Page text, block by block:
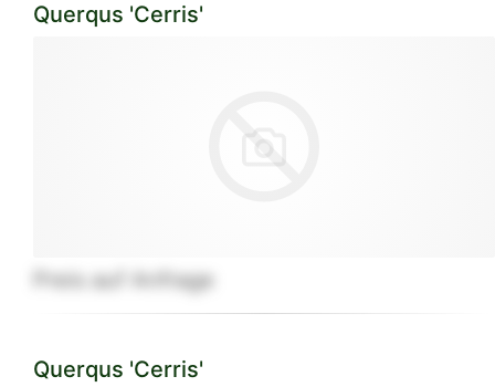
Querqus 'Cerris'
Preis auf Anfrage
Querqus 'Cerris'